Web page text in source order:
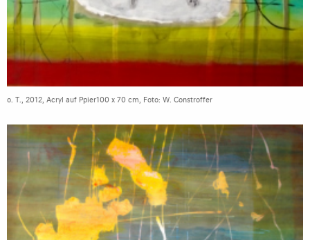
o. T., 2012, Acryl auf Ppier100 x 70 cm, Foto: W. Constroffer